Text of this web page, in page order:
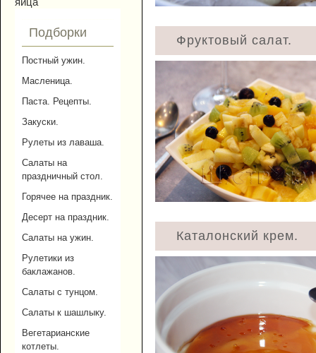
Подборки
Постный ужин.
Масленица.
Паста. Рецепты.
Закуски.
Рулеты из лаваша.
Салаты на
праздничный стол.
Горячее на праздник.
Десерт на праздник.
Салаты на ужин.
Рулетики из
баклажанов.
Салаты с тунцом.
Салаты к шашлыку.
Вегетарианские
котлеты.
Фруктовый салат.
Каталонский крем.